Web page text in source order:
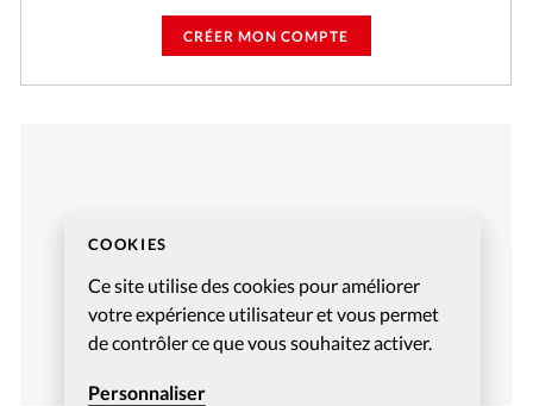
COOKIES
Ce site utilise des cookies pour améliorer
votre expérience utilisateur et vous permet
de contrôler ce que vous souhaitez activer.
Personnaliser
CRÉER MON COMPTE